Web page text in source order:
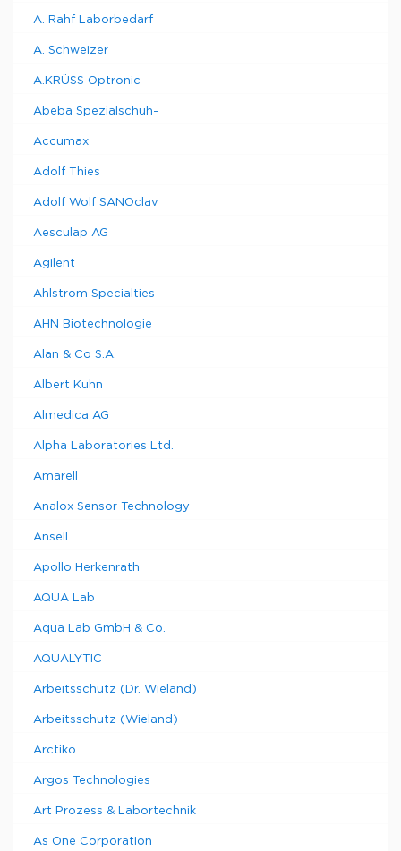
A. Rahf Laborbedarf
A. Schweizer
A.KRÜSS Optronic
Abeba Spezialschuh-
Accumax
Adolf Thies
Adolf Wolf SANOclav
Aesculap AG
Agilent
Ahlstrom Specialties
AHN Biotechnologie
Alan & Co S.A.
Albert Kuhn
Almedica AG
Alpha Laboratories Ltd.
Amarell
Analox Sensor Technology
Ansell
Apollo Herkenrath
AQUA Lab
Aqua Lab GmbH & Co.
AQUALYTIC
Arbeitsschutz (Dr. Wieland)
Arbeitsschutz (Wieland)
Arctiko
Argos Technologies
Art Prozess & Labortechnik
As One Corporation